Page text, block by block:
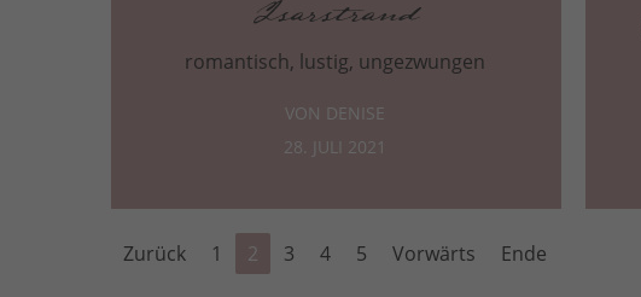
Isarstrand
romantisch, lustig, ungezwungen
VON DENISE
28. JULI 2021
Zurück 1 2 3 4 5 Vorwärts Ende